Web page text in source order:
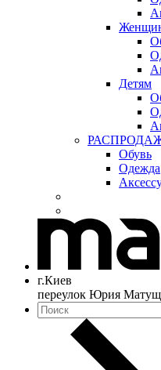
Детям
Обувь
Одежда
г.Киев
переулок Юрия